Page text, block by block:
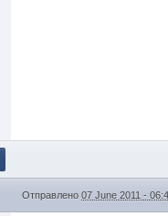
Отправлено07 June 2011 -